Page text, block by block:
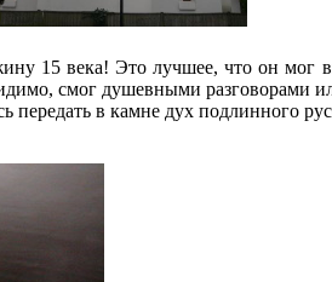
15 века! Это лучшее, что он мог
смог душевными разговорами
в камне дух подлинного